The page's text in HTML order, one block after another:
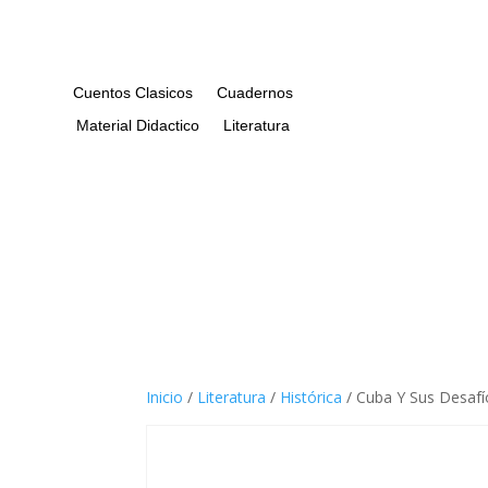
Cuentos Clasicos
Cuadernos
Material Didactico
Literatura
Inicio / Literatura / Histórica / Cuba Y Sus